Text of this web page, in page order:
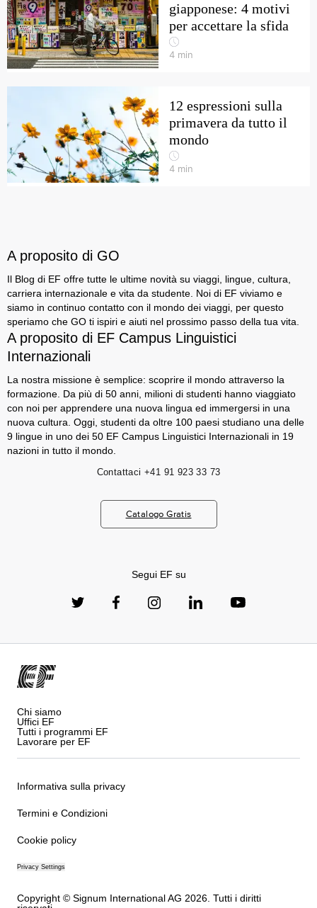
giapponese: 4 motivi
per accettare la sfida
4 min
12 espressioni sulla
primavera da tutto il
mondo
4 min
A proposito di GO
Il Blog di EF offre tutte le ultime novità su viaggi, lingue, cultura,
carriera internazionale e vita da studente. Noi di EF viviamo e
siamo in continuo contatto con il mondo dei viaggi, per questo
speriamo che GO ti ispiri e aiuti nel prossimo passo della tua vita.
A proposito di EF Campus Linguistici
Internazionali
La nostra missione è semplice: scoprire il mondo attraverso la
formazione. Da più di 50 anni, milioni di studenti hanno viaggiato
con noi per apprendere una nuova lingua ed immergersi in una
nuova cultura. Oggi, studenti da oltre 100 paesi studiano una delle
9 lingue in uno dei 50 EF Campus Linguistici Internazionali in 19
nazioni in tutto il mondo.
Contattaci +41 91 923 33 73
Catalogo Gratis
Segui EF su
Chi siamo
Uffici EF
Tutti i programmi EF
Lavorare per EF
Informativa sulla privacy
Termini e Condizioni
Cookie policy
Privacy Settings
Copyright © Signum International AG 2026. Tutti i diritti